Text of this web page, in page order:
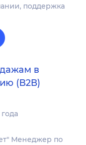
поддержка
в
(В2В)
Менеджер по